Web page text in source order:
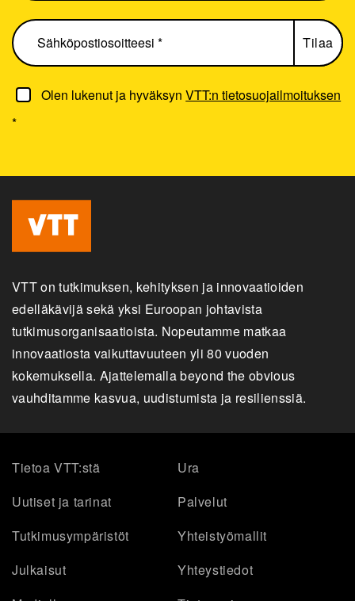
Olen lukenut ja hyväksynVTT:n tietosuojailmoituksen
*
VTT on tutkimuksen, kehityksen ja innovaatioiden
edelläkävijä sekä yksi Euroopan johtavista
tutkimusorganisaatioista. Nopeutamme matkaa
innovaatiosta vaikuttavuuteen yli 80 vuoden
kokemuksella. Ajattelemalla beyond the obvious
vauhditamme kasvua, uudistumista ja resilienssiä.
Tietoa VTT:stä
Ura
Uutiset ja tarinat
Palvelut
Tutkimusympäristöt
Yhteistyömallit
Julkaisut
Yhteystiedot